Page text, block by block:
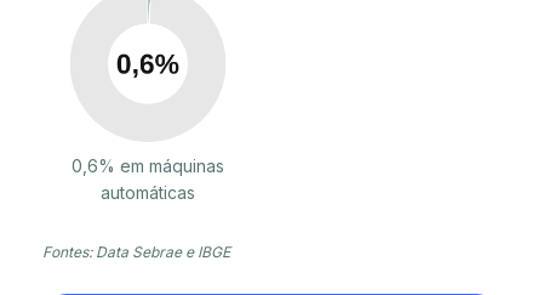
0,6% em máquinas
automáticas
Fontes: Data Sebrae e IBGE